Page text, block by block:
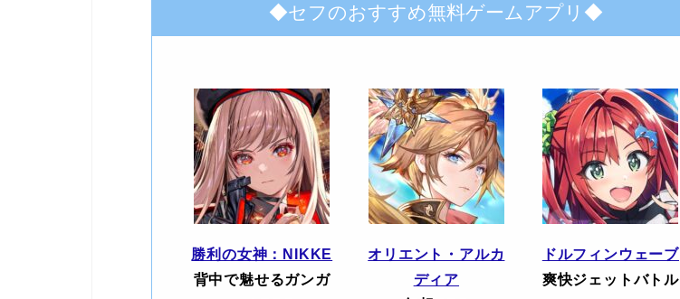
◆セフのおすすめ無料ゲームアプリ◆
勝利の女神：NIKKE
背中で魅せるガンガ
オリエント・アルカ
ディア
ドルフィンウェーブ
爽快ジェットバトル